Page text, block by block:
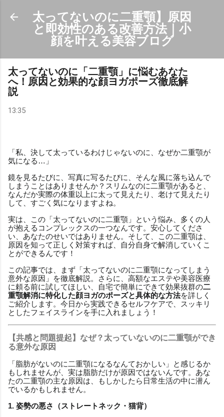
スキップしてメイン コンテンツに移動
太ってないのに二重顎】原因
と即効性のある改善方法｜小
顔を叶える美容ブログ
太ってないのに「二重顎」に悩むあなた
へ！原因と効果的な顔ヨガポーズ徹底解
説
13:35
「私、決して太っているわけじゃないのに、なぜか二重顎が
気になる…」
鏡を見るたびに、写真に写るたびに、そんな風に落ち込んで
しまうことはありませんか？スリムなのに二重顎があると、
なんだか実際の体重以上に太って見えたり、老けて見えたり
して、すごく気になりますよね。
実は、この「太ってないのに二重顎」という悩み、多くの人
が抱えるコンプレックスの一つなんです。安心してくださ
い、あなたのせいではありません。そして、この二重顎は、
原因を知って正しく対策すれば、自分自身で解消していくこ
とができるんです！
この記事では、まず「太ってないのに二重顎になってしまう
意外な原因」を徹底解説。さらに、高額なエステや美容医療
に頼る前に試してほしい、自宅で簡単にできて効果抜群の二
重顎解消に特化した顔ヨガのポーズと具体的な方法を詳しく
ご紹介します。今日から実践できるセルフケアで、スッキリ
としたフェイスラインを手に入れましょう！
【共感と問題提起】なぜ？太っていないのに二重顎ができ
る意外な原因
「脂肪がないのに二重顎になるなんておかしい」と感じるか
もしれませんが、実は脂肪だけが原因ではないんです。あな
たの二重顎の主な原因は、もしかしたら日常生活の中に潜ん
でいるかもしれません。
1. 姿勢の悪さ（ストレートネック・猫背）